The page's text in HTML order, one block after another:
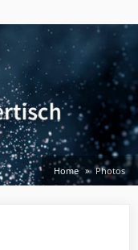
Home Photos